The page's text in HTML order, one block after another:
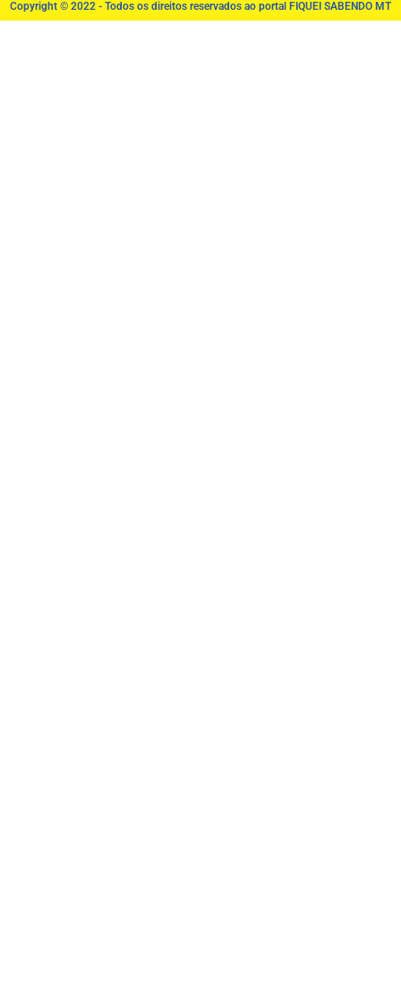
Copyright © 2022 - Todos os direitos reservados ao portal FIQUEI SABENDO MT